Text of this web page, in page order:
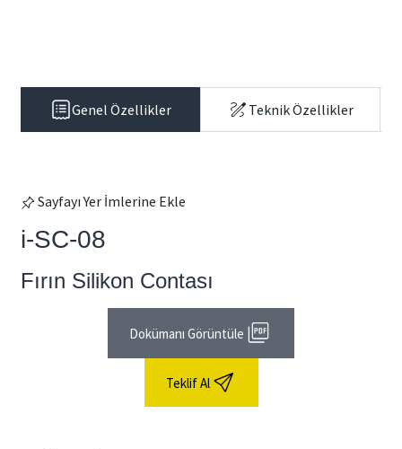
Genel Özellikler Teknik Özellikler
Sayfayı Yer İmlerine Ekle
i-SC-08
Fırın Silikon Contası
Dokümanı Görüntüle
Teklif Al